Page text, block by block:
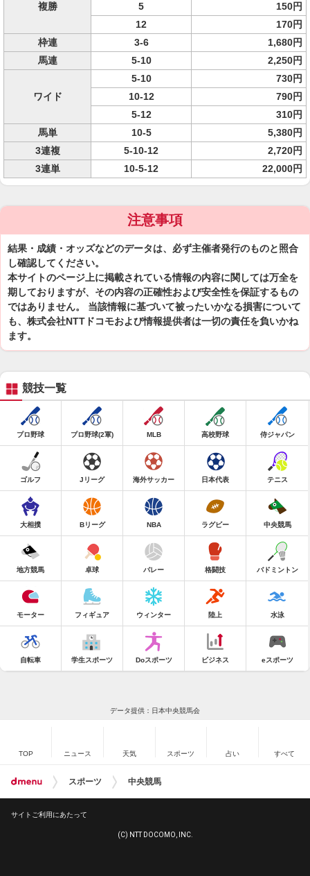
複勝
5
150円
12
170円
枠連
3-6
1,680円
馬連
5-10 2,250円
ワイド
5-10
730円
10-12
790円
5-12
310円
馬単
10-5
5,380円
3連複
5-10-12
2,720円
3連単
10-5-12 22,000円
注意事項
結果・成績・オッズなどのデータは、必ず主催者発行のものと照合
し確認してください。
本サイトのページ上に掲載されている情報の内容に関しては万全を
期しておりますが、その内容の正確性および安全性を保証するもの
ではありません。 当該情報に基づいて被ったいかなる損害について
も、株式会社NTTドコモおよび情報提供者は一切の責任を負いかね
ます。
競技一覧
プロ野球 プロ野球(2軍) MLB 高校野球 侍ジャパン
ゴルフ Jリーグ 海外サッカー 日本代表 テニス
大相撲 Bリーグ NBA ラグビー 中央競馬
地方競馬 卓球 バレー 格闘技 バドミントン
モーター フィギュア ウィンター 陸上 水泳
自転車 学生スポーツ Doスポーツ ビジネス eスポーツ
データ提供：日本中央競馬会
TOP ニュース 天気 スポーツ 占い すべて
スポーツ 中央競馬
サイトご利用にあたって
(C) NTT DOCOMO, INC.